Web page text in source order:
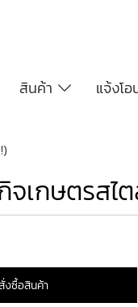
สินค้า แจ้งโอ
จเกษตรส
งซื้อสินค้า